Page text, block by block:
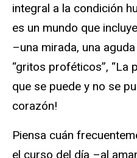
integral a la condición
es un mundo que
–una mirada, una
“gritos proféticos”, “La
que se puede y no se
corazón!
Piensa cuán
el curso del día –al